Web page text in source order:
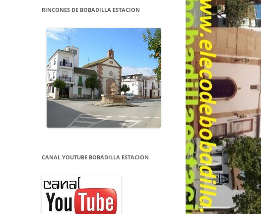
RINCONES DE BOBADILLA ESTACION
CANAL YOUTUBE BOBADILLA ESTACION